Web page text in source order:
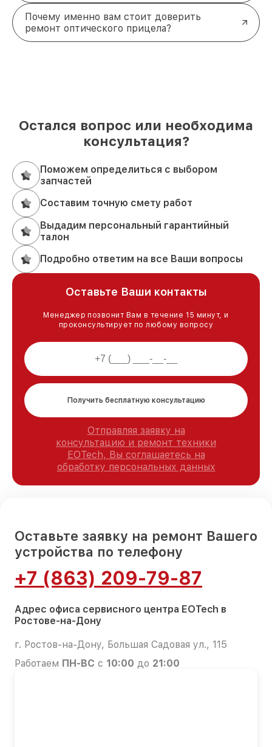
Почему именно вам стоит доверить
ремонт оптического прицела?
Остался вопрос или необходима
консультация?
Поможем определиться с выбором
запчастей
Составим точную смету работ
Выдадим персональный гарантийный
талон
Подробно ответим на все Ваши вопросы
Оставьте Ваши контакты
Менеджер позвонит Вам в течение 15 минут, и
проконсультирует по любому вопросу
Получить бесплатную консультацию
Отправляя заявку на
консультацию и ремонт техники
EOTech, Вы соглашаетесь на
обработку персональных данных
Оставьте заявку на ремонт Вашего
устройства по телефону
+7 (863) 209-79-87
Адрес офиса сервисного центра EOTech в
Ростове-на-Дону
г. Ростов-на-Дону, Большая Садовая ул., 115
Работаем ПН-ВС с 10:00 до 21:00